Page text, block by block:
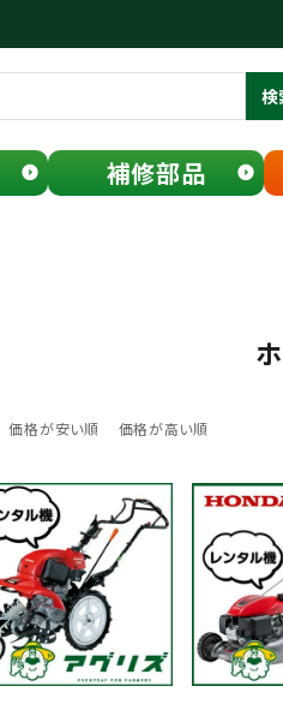
検
補修部品
価格が安い順 価格が高い順